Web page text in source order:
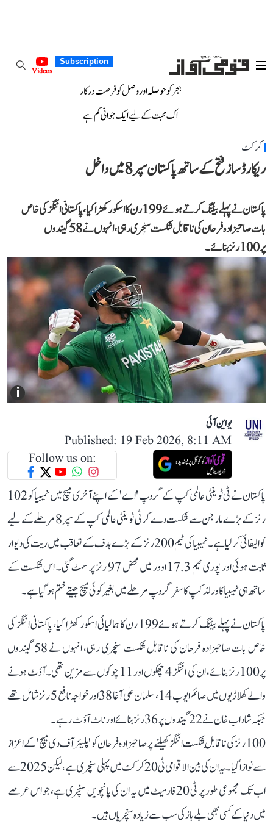
Subscription
Videos
ہجر کو حوصلہ اور وصل کو فرصت درکار
اک محبت کے لیے ایک جوانی کم ہے
کرکٹ
ریکارڈ ساز فتح کے ساتھ پاکستان سپر 8 میں داخل
پاکستان نے پہلے بیٹنگ کرتے ہوئے199 رن کا اسکور کھڑا کیا، پاکستانی اننگز کی خاص
بات صاحبزادہ فرحان کی ناقابل شکست سنچری رہی، انہوں نے 58 گیندوں
پر100رنز بنائے۔
i
یو این آئی
Published: 19 Feb 2026, 8:11 AM
Follow us on:
پاکستان نے ٹی ٹوینٹی عالمی کپ کے گروپ 'اے' کے اپنے آخری میچ میں نمیبیا کو 102
رنز کے بڑے مارجن سے شکست دے کر ٹی ٹوینٹی عالمی کپ کے سپر 8 مرحلے کے لیے
کوالیفائی کر لیا ہے۔ نمیبیا کی ٹیم 200 رنز کے بڑے ہدف کے تعاقب میں ریت کی دیوار
ثابت ہوئی اور پوری ٹیم 17.3 اوور میں محض 97 رنز پر سمٹ گئی۔ اس شکست کے
ساتھ ہی نمیبیا کا ورلڈ کپ کا سفر گروپ مرحلے میں بغیر کوئی میچ جیتے ختم ہو گیا ہے۔
پاکستان نے پہلے بیٹنگ کرتے ہوئے199 رن کا ہمالیائی اسکور کھڑا کیا، پاکستانی اننگز کی
خاص بات صاحبزادہ فرحان کی ناقابل شکست سنچری رہی، انہوں نے 58 گیندوں
پر100رنز بنائے، ان کی اننگز 4 چھکوں اور 11 چوکوں سے مزین تھی۔آؤٹ ہونے
والے کھلاڑیوں میں صائم ایوب 14، سلمان علی آغا 38 اور خواجہ نافع 5 رنز شامل تھے
جبکہ شاداب خان نے 22 گیندوں پر 36 رنز بنائے اور ناٹ آؤٹ رہے۔
100 رنز کی ناقابلِ شکست اننگز کھیلنے پر صاحبزادہ فرحان کو 'پلیئر آف دی میچ' کے اعزاز
سے نوازا گیا۔ یہ ان کی بین الاقوامی ٹی 20 کرکٹ میں پہلی سنچری ہے، لیکن 2025 سے
اب تک مجموعی طور پر ٹی 20 فارمیٹ میں یہ ان کی پانچویں سنچری ہے، جو اس عرصے
میں دنیا کے کسی بھی بلے باز کی سب سے زیادہ سنچریاں ہیں۔